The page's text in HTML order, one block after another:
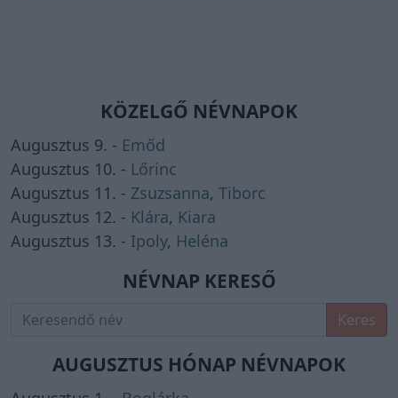
KÖZELGŐ NÉVNAPOK
Augusztus 9. - Emőd
Augusztus 10. - Lőrinc
Augusztus 11. - Zsuzsanna, Tiborc
Augusztus 12. - Klára, Kiara
Augusztus 13. - Ipoly, Heléna
NÉVNAP KERESŐ
Keres
AUGUSZTUS HÓNAP NÉVNAPOK